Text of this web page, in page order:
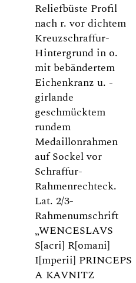
Reliefbüste Profil
nach r. vor dichtem
Kreuzschraffur-
Hintergrund in o.
mit bebändertem
Eichenkranz u. -
girlande
geschmücktem
rundem
Medaillonrahmen
auf Sockel vor
Schraffur-
Rahmenrechteck.
Lat. 2/3-
Rahmenumschrift
„WENCESLAVS
S[acri] R[omani]
I[mperii] PRINCEPS
A KAVNITZ